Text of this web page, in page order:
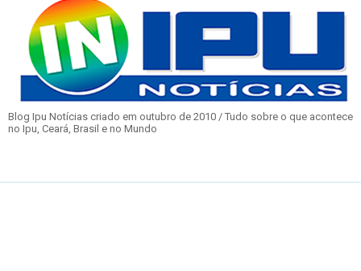
Blog Ipu Notícias criado em outubro de 2010 / Tudo sobre o que acontece
no Ipu, Ceará, Brasil e no Mundo